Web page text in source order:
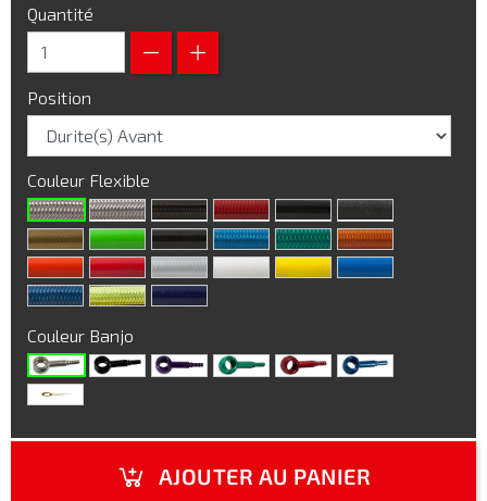
Quantité
Position
Couleur Flexible
Couleur Banjo
AJOUTER AU PANIER